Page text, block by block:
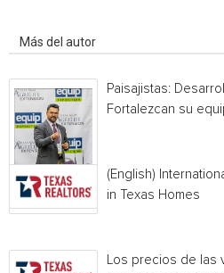
Más del autor
Paisajistas:
Fortalezcan su
(English)
in Texas Homes
Los precios de las